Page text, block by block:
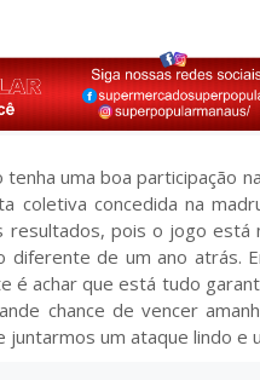
uma boa participação
coletiva concedida na
pois o jogo está
diferente de um ano atrás.
é achar que está tudo
chance de vencer
um ataque lindo e